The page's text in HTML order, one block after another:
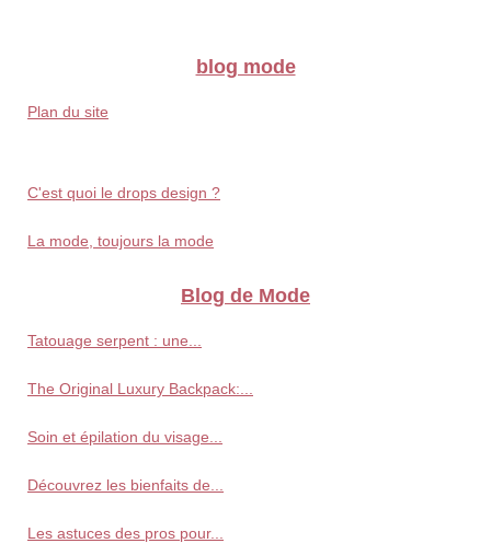
blog mode
Plan du site
C'est quoi le drops design ?
La mode, toujours la mode
Blog de Mode
Tatouage serpent : une...
The Original Luxury Backpack:...
Soin et épilation du visage...
Découvrez les bienfaits de...
Les astuces des pros pour...